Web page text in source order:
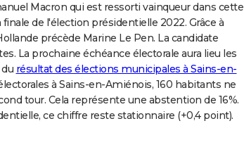
Macron qui est ressorti vainqueur dans cette
de l'élection présidentielle 2022. Grâce à
précède Marine Le Pen. La candidate
La prochaine échéance électorale aura lieu les
résultat des élections municipales à Sains-en-
à Sains-en-Amiénois, 160 habitants ne
tour. Cela représente une abstention de 16%.
ce chiffre reste stationnaire (+0,4 point).